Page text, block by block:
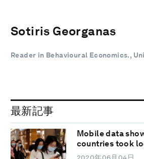
Sotiris Georganas
Reader in Behavioural Economics.,
最新記事
Mobile data
countries took